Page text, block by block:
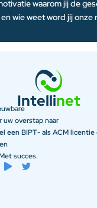
waarom jij de
wie weet word jij onze
Intellinet
overstap naar
een BIPT- als ACM
succes.